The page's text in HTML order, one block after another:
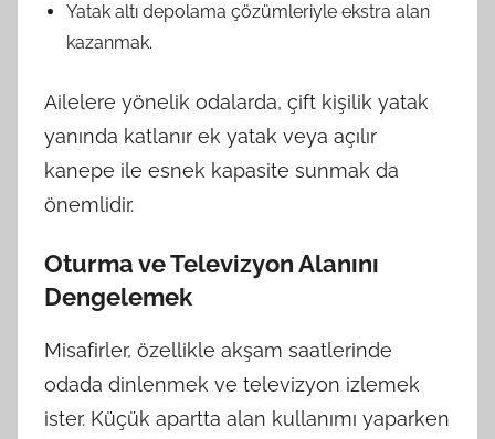
Yatak altı depolama çözümleriyle ekstra alan
kazanmak.
Ailelere yönelik odalarda, çift kişilik yatak
yanında katlanır ek yatak veya açılır
kanepe ile esnek kapasite sunmak da
önemlidir.
Oturma ve Televizyon Alanını
Dengelemek
Misafirler, özellikle akşam saatlerinde
odada dinlenmek ve televizyon izlemek
ister. Küçük apartta alan kullanımı yaparken